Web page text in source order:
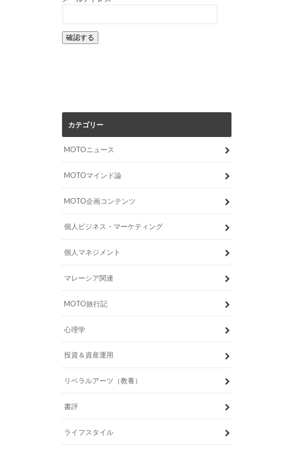
カテゴリー
MOTOニュース
MOTOマインド論
MOTO企画コンテンツ
個人ビジネス・マーケティング
個人マネジメント
マレーシア関連
MOTO旅行記
心理学
投資＆資産運用
リベラルアーツ（教養）
書評
ライフスタイル